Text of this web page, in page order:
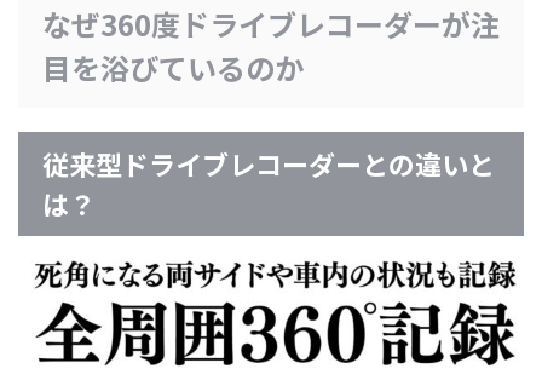
なぜ360度ドライブレコーダーが注
目を浴びているのか
従来型ドライブレコーダーとの違いと
は？